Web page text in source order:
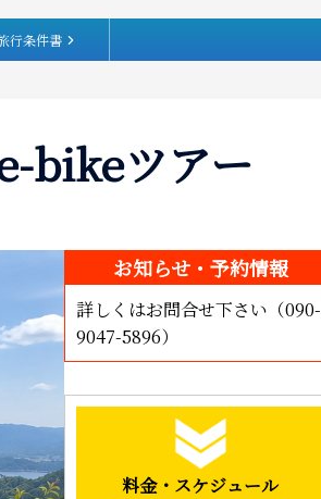
アクセス
行条件書
bikeツアー
お知らせ・予約情報
詳しくはお問合せ下さい（090-
9047-5896）
料金・スケジュール